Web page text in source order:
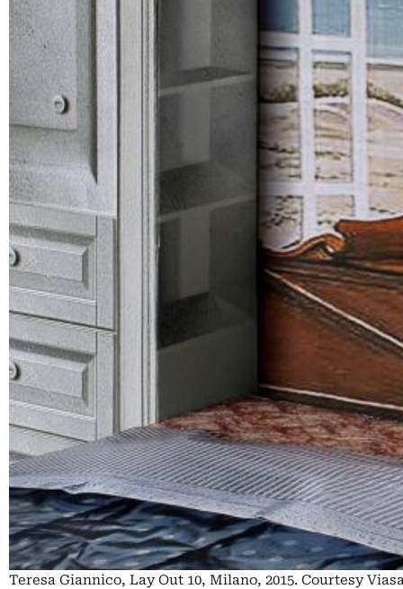
Teresa Giannico, Lay Out 10, Milano, 2015. Courtesy